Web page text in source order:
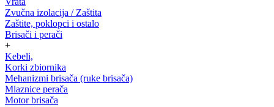
Zvučna izolacija / Zaštita
Zaštite, poklopci i ostalo
Brisači i perači
+
Kebeli,
Korki zbiornika
Mehanizmi brisača (ruke brisača)
Mlaznice perača
Motor brisača